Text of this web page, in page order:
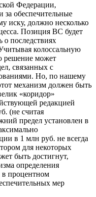
Федерации,
за обеспечительные
иску, должно несколько
Позиция ВС будет
последствиях
колоссальную
решение может
связанных с
Но, по нашему
механизм должен быть
«коридор»
редакцией
(не считая
предел установлен в
в 1 млн руб. не всегда
для некоторых
быть достигнут,
определения
процентном
мер